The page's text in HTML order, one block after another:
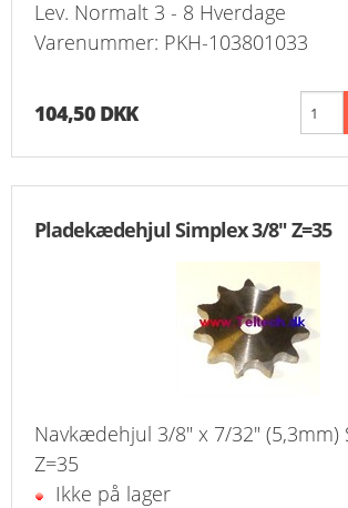
Lev. Normalt 3 - 8 Hverdage
Varenummer: PKH-103801033
104,50 DKK
Pladekædehjul Simplex 3/8" Z=35
Navkædehjul 3/8" x 7/32" (5,3mm)
Z=35
Ikke på lager